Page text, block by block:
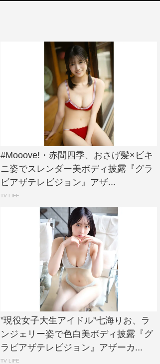
#Mooove!・赤間四季、おさげ髪×ビキ
ニ姿でスレンダー美ボディ披露『グラ
ビアザテレビジョン』アザ...
TV LIFE
”現役女子大生アイドル”七海りお、ラ
ンジェリー姿で色白美ボディ披露『グ
ラビアザテレビジョン』アザーカ...
TV LIFE